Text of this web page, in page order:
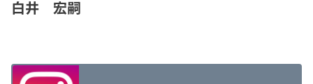
白井 宏嗣